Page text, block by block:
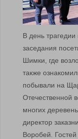
В день трагедии
заседания
Шимки, где
также
побывали на
Отечественной
многих
директор
Воробей. Гостей